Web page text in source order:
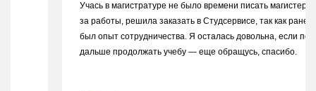
Учась в магистратуре не было времени писать магистерскую из-
за работы, решила заказать в Студсервисе, так как ранее уже
был опыт сотрудничества. Я осталась довольна, если пойду
дальше продолжать учебу — еще обращусь, спасибо.